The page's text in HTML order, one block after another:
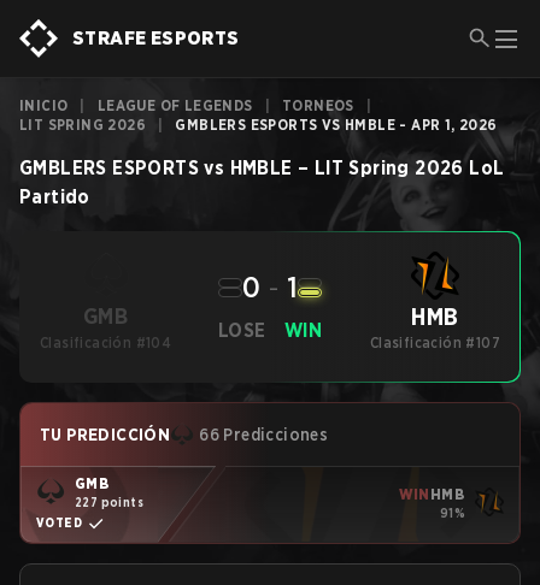
STRAFE ESPORTS
INICIO LEAGUE OF LEGENDS TORNEOS
LIT SPRING 2026
GMBLERS ESPORTS VS HMBLE - APR 1, 2026
GMBLERS ESPORTS vs HMBLE – LIT Spring 2026 LoL
Partido
GMB
Clasificación #104
LOSE
0 - 1
WIN HMB
Clasificación #107
TU PREDICCIÓN 66 Predicciones
GMB
227 points
VOTED
WIN HMB
91%